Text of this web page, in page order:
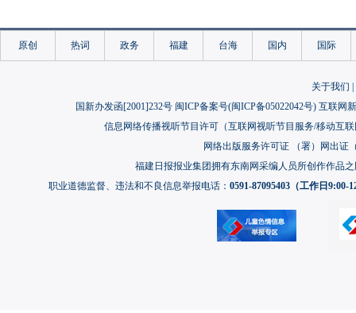
原创 热词 政务 福建 台海 国内 国际
关于我们
国新办发函[2001]232号 闽ICP备案号(闽ICP备05022042号) 互联网
信息网络传播视听节目许可（互联网视听节目服务/移动互
网络出版服务许可证 （署）网出证
福建日报报业集团拥有东南网采编人员所创作作品
职业道德监督、违法和不良信息举报电话： 0591-87095403（工作日9:00-